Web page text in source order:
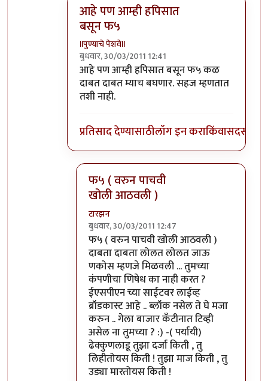
आहे पण आम्ही हपिसात
बसून फ५
llपुण्याचे पेशवेll
बुधवार, 30/03/2011 12:41
In reply toहोय , तुला नाहीये काय उर्मी
आहे पण आम्ही हपिसात बसून फ५ कळ
दाबत दाबत म्याच बघणार. सहज म्हणतात
तशी नाही.
प्रतिसाद देण्यासाठीलॉग इन कराकिंवासदस्य व्हा
फ५ ( वरुन पाचवी
खोली आठवली )
टारझन
बुधवार, 30/03/2011 12:47
In reply toआहे पण आम्ही हपिसात बसून फ५
फ५ ( वरुन पाचवी खोली आठवली )
दाबता दाबता लोलत लोलत जाऊ
णकोस म्हणजे मिळवली ... तुमच्या
कंपणीचा णिषेध का नाही करत ?
ईएसपीएन च्या साईटवर लाईव्ह
ब्रॉडकास्ट आहे .. ब्लॉक नसेल ते घे मजा
करुन .. गेला बाजार कँटीनात टिव्ही
असेल ना तुमच्या ? :) -( पर्यायी)
ढेक्कुणलाडू तुझा दर्जा किती , तु
लिहीतोयस किती ! तुझा माज किती , तु
उड्या मारतोयस किती !